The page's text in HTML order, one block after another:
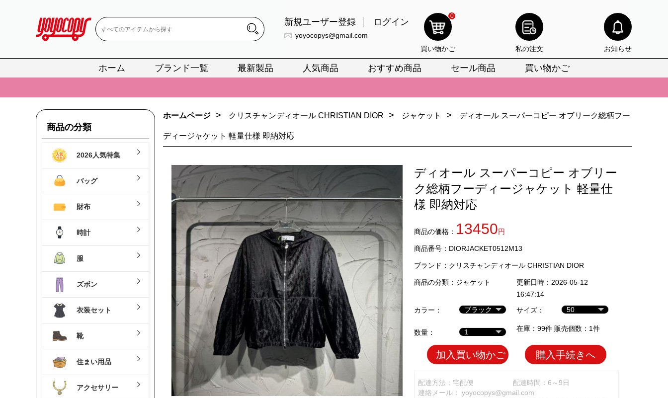
新規ユーザー登録 ログイン
yoyocopys@gmail.com
0
買い物かご 私の注文 お知らせ
ホーム ブランド一覧 最新製品 人気商品 おすすめ商品 セール商品 買い物かご
📢 当店は正真正銘のn級スーパーコピーのみ取扱い。最高品質の再現度を安心してお選びいただけます。
📢 2026春の新作続々更新中！期間中のご注文でお得な割引をご利用いただけます。
📢 新作入荷！ルイ・ヴィトンスーパーコピー バッグ最新モデルが登場。上質な仕上がりをお見逃しなく。
📢 当店は正真正銘のn級スーパーコピーのみ取扱い。最高品質の再現度を安心してお選びいただけます。
新作入荷！ルイ・ヴィトンスーパーコピー バッグ最新モデルが登場。上質な仕上がりをお見逃しなく。
商品の分類
2026人気特集
バッグ
財布
時計
服
ズボン
衣装セット
靴
住まい用品
アクセサリー
ホームページ > クリスチャンディオール CHRISTIAN DIOR > ジャケット > ディオール スーパーコピー オブリーク総柄フー
ディージャケット 軽量仕様 即納対応
ディオール スーパーコピー オブリー
ク総柄フーディージャケット 軽量仕
様 即納対応
商品の価格： 13450円
商品番号：DIORJACKET0512M13
ブランド： クリスチャンディオール CHRISTIAN DIOR
商品の分類： ジャケット
更新日時：2026-05-12
16:47:14
カラー：
サイズ：
数量： 在庫：99件 販売個数：1件
加入買い物かご 購入手続きへ
配達方法：宅配便
配達時間：6～9日
連絡メール： yoyocopys@gmail.com